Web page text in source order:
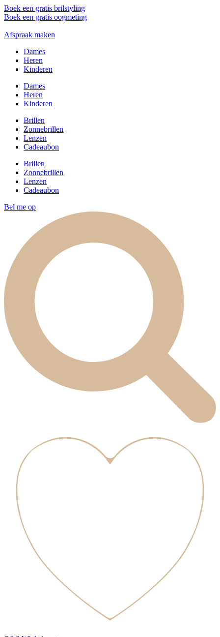
Ga
naar
inhoud
Boek een gratis brilstyling
Boek een gratis oogmeting
Afspraak maken
Dames
Heren
Kinderen
Dames
Heren
Kinderen
Brillen
Zonnebrillen
Lenzen
Cadeaubon
Brillen
Zonnebrillen
Lenzen
Cadeaubon
Bel me op